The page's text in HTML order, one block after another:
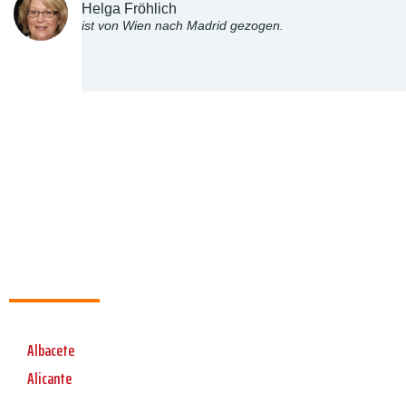
Helga Fröhlich
ist von Wien nach Madrid gezogen.
Albacete
Alicante